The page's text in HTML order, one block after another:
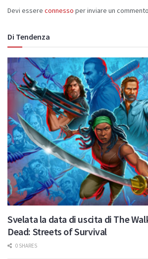
Devi essere connesso per inviare un
Di Tendenza
Svelata la data di uscita di The
Dead: Streets of Survival
0 SHARES